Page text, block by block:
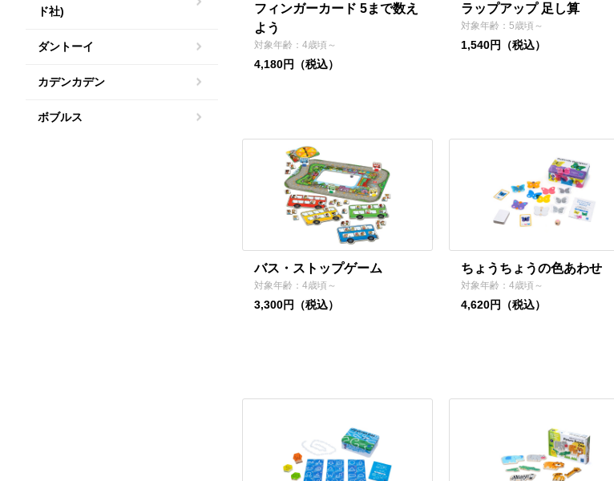
ド社)
ダントーイ
カデンカデン
ボブルス
フィンガーカード 5まで数え
よう
対象年齢：4歳頃～
4,180円（税込）
ラップアップ 足し算
対象年齢：5歳頃～
1,540円（税込）
バス・ストップゲーム
対象年齢：4歳頃～
3,300円（税込）
ちょうちょうの色あわせ
対象年齢：4歳頃～
4,620円（税込）